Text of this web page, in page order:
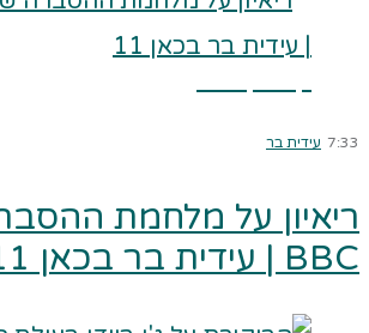
7:33 עידית בר
ריאיון על מלחמת
BBC | עידית בר בכאן 11